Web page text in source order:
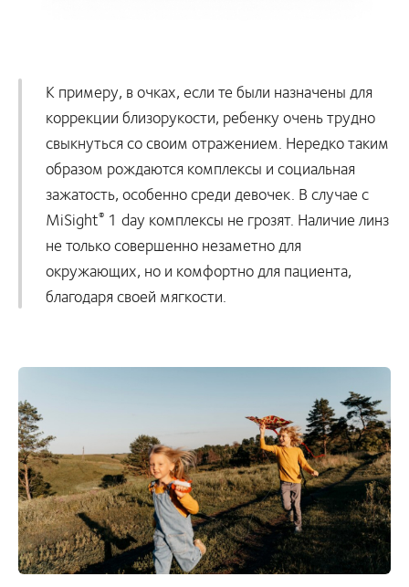
К примеру, в очках, если те были назначены для
коррекции близорукости, ребенку очень трудно
свыкнуться со своим отражением. Нередко таким
образом рождаются комплексы и социальная
зажатость, особенно среди девочек. В случае с
MiSight® 1 day комплексы не грозят. Наличие линз
не только совершенно незаметно для
окружающих, но и комфортно для пациента,
благодаря своей мягкости.